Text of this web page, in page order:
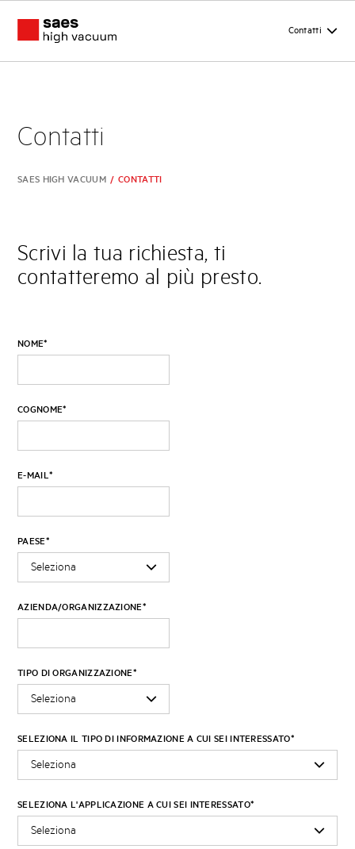
Contatti
Contatti
SAES HIGH VACUUM / CONTATTI
Scrivi la tua richiesta, ti
contatteremo al più presto.
NOME*
COGNOME*
E-MAIL*
PAESE*
AZIENDA/ORGANIZZAZIONE*
TIPO DI ORGANIZZAZIONE*
SELEZIONA IL TIPO DI INFORMAZIONE A CUI SEI INTERESSATO*
SELEZIONA L'APPLICAZIONE A CUI SEI INTERESSATO*